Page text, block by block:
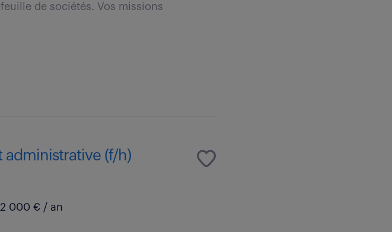
de sociétés. Vos missions
administrative (f/h)
000 € / an